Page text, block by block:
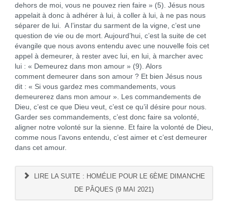
dehors de moi, vous ne pouvez rien faire » (5). Jésus nous
appelait à donc à adhérer à lui, à coller à lui, à ne pas nous
séparer de lui. A l’instar du sarment de la vigne, c’est une
question de vie ou de mort. Aujourd’hui, c’est la suite de cet
évangile que nous avons entendu avec une nouvelle fois cet
appel à demeurer, à rester avec lui, en lui, à marcher avec
lui : « Demeurez dans mon amour » (9). Alors
comment demeurer dans son amour ? Et bien Jésus nous
dit : « Si vous gardez mes commandements, vous
demeurerez dans mon amour ». Les commandements de
Dieu, c’est ce que Dieu veut, c’est ce qu’il désire pour nous.
Garder ses commandements, c’est donc faire sa volonté,
aligner notre volonté sur la sienne. Et faire la volonté de Dieu,
comme nous l’avons entendu, c’est aimer et c’est demeurer
dans cet amour.
LIRE LA SUITE : HOMÉLIE POUR LE 6ÈME DIMANCHE
DE PÂQUES (9 MAI 2021)